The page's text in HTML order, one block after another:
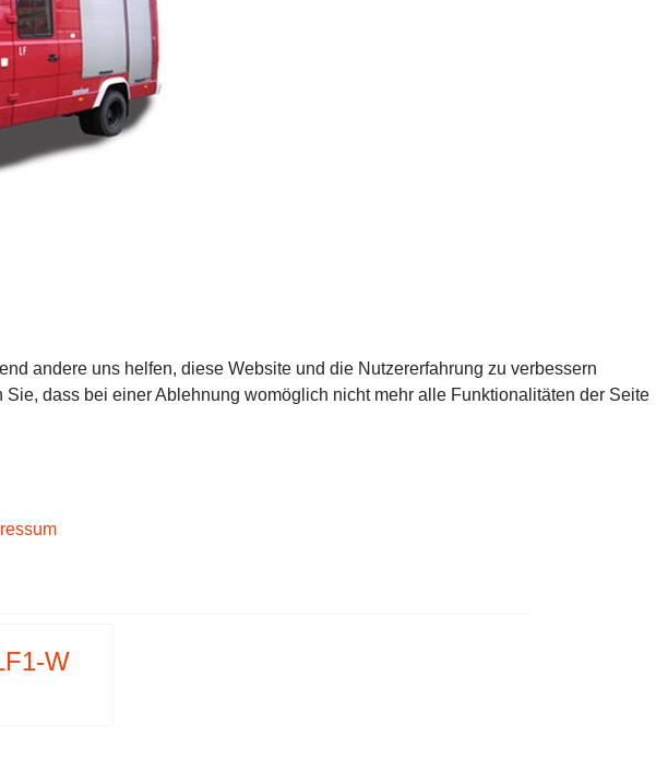
1993 ZU VERKAUFEN
W
W
andere uns helfen, diese Website und die Nutzererfahrung zu verbessern
dass bei einer Ablehnung womöglich nicht mehr alle Funktionalitäten der Seite